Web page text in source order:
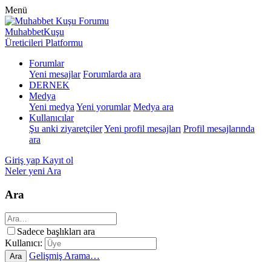
Menü
MuhabbetKuşu
Üreticileri Platformu
Forumlar
Yeni mesajlar Forumlarda ara
DERNEK
Medya
Yeni medya Yeni yorumlar Medya ara
Kullanıcılar
Şu anki ziyaretçilerYeni profil mesajları Profil mesajlarında
ara
Giriş yap Kayıt ol
Neler yeni Ara
Ara
Sadece başlıkları ara
Kullanıcı:
Ara
Gelişmiş Arama…